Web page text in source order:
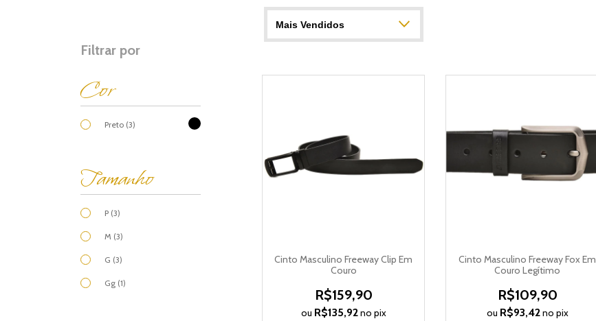
Filtrar por
Cor
Preto (3)
Tamanho
P (3)
M (3)
G (3)
Gg (1)
Cinto Masculino Freeway Clip Em
Couro
R$159,90
ou R$135,92no pix
Cinto Masculino Freeway Fox Em
Couro Legítimo
R$109,90
ou R$93,42no pix